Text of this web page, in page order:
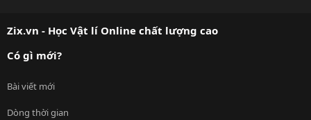
Zix.vn - Học Vật lí Online chất lượng cao
Có gì mới?
Bài viết mới
Dòng thời gian